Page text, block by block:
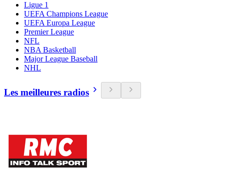
Ligue 1
UEFA Champions League
UEFA Europa League
Premier League
NFL
NBA Basketball
Major League Baseball
NHL
Les meilleures radios